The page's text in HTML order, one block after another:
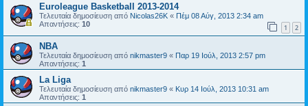
Euroleague Basketball 2013-2014
Τελευταία δημοσίευση από Nicolas26K « Πέμ 08 Αύγ, 2013 2:34 am
Απαντήσεις: 10 1 2
ΝΒΑ
Τελευταία δημοσίευση από nikmaster9 « Παρ 19 Ιούλ, 2013 2:57 pm
Απαντήσεις: 1
La Liga
Τελευταία δημοσίευση από nikmaster9 « Κυρ 14 Ιούλ, 2013 10:31 am
Απαντήσεις: 1